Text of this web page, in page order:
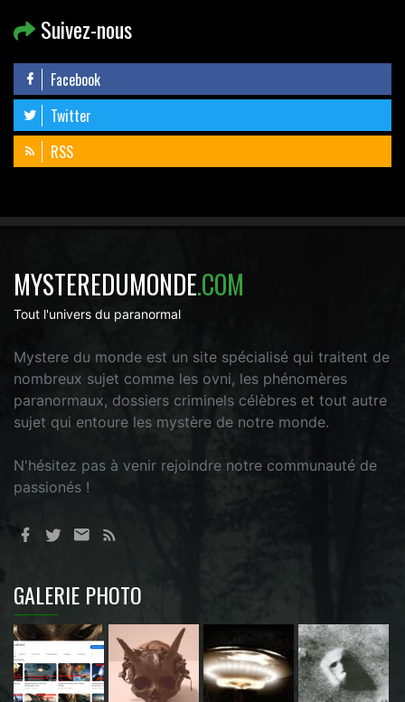
Suivez-nous
Facebook
Twitter
RSS
MYSTEREDUMONDE.COM
Tout l'univers du paranormal
Mystere du monde est un site spécialisé qui traitent de
nombreux sujet comme les ovni, les phénomères
paranormaux, dossiers criminels célèbres et tout autre
sujet qui entoure les mystère de notre monde.
N'hésitez pas à venir rejoindre notre communauté de
passionés !
GALERIE PHOTO